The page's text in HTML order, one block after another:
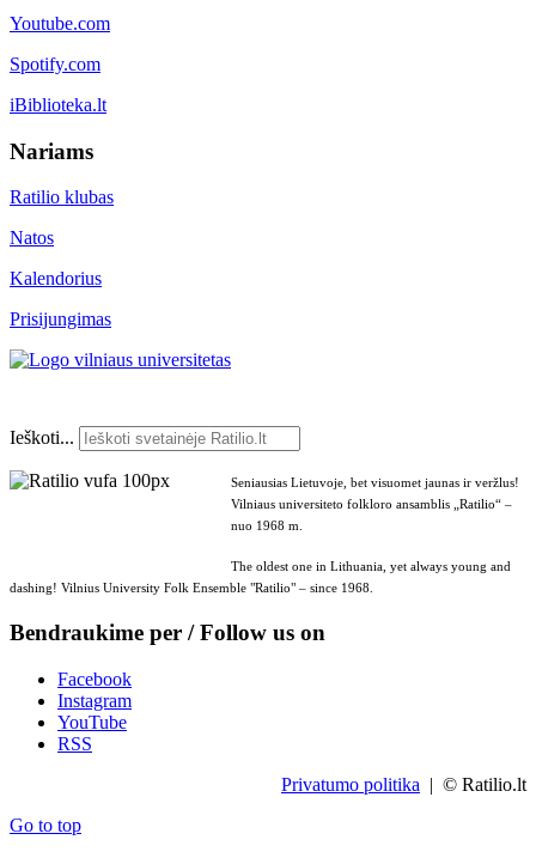
Youtube.com
Spotify.com
iBiblioteka.lt
Nariams
Ratilio klubas
Natos
Kalendorius
Prisijungimas
Ieškoti...
Seniausias Lietuvoje, bet visuomet jaunas ir veržlus!
Vilniaus universiteto folkloro ansamblis „Ratilio“ –
nuo 1968 m.
The oldest one in Lithuania, yet always young and
dashing! Vilnius University Folk Ensemble "Ratilio" – since 1968.
Bendraukime per / Follow us on
Facebook
Instagram
YouTube
RSS
Privatumo politika | © Ratilio.lt
Go to top